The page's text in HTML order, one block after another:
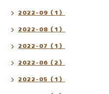
2022-09（1）
2022-08（1）
2022-07（1）
2022-06（2）
2022-05（1）